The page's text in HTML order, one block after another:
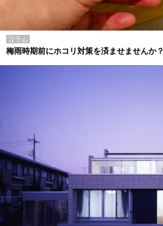
コラム
梅雨時期前にホコリ対策を済ませませんか？